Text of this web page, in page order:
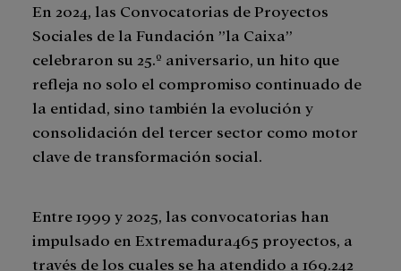
En 2024, las Convocatorias de Proyectos
Sociales de la Fundación ”la Caixa”
celebraron su 25.º aniversario, un hito que
refleja no solo el compromiso continuado de
la entidad, sino también la evolución y
consolidación del tercer sector como motor
clave de transformación social.
Entre 1999 y 2025, las convocatorias han
impulsado en Extremadura465 proyectos, a
través de los cuales se ha atendido a 169.242